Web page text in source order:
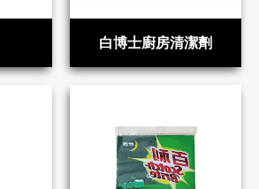
白博士廚房清潔劑